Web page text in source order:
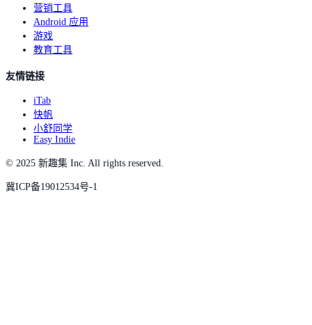
营销工具
Android 应用
游戏
教育工具
友情链接
iTab
快帆
小舒同学
Easy Indie
© 2025 新趣集 Inc. All rights reserved.
冀ICP备19012534号-1